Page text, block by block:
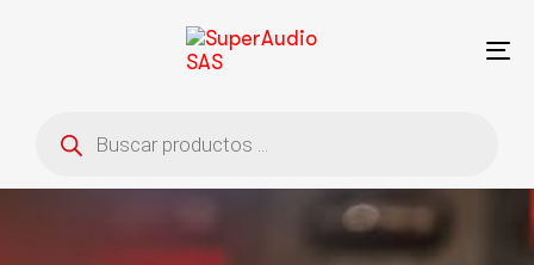
contenido
productos